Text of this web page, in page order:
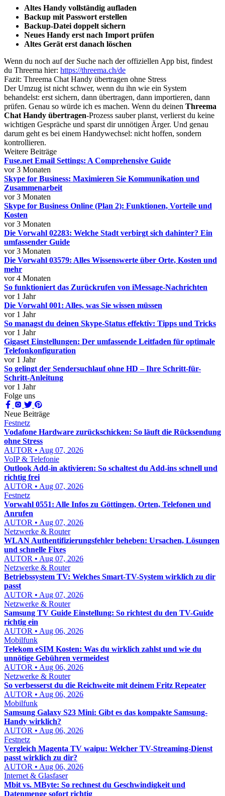
Altes Handy vollständig aufladen
Backup mit Passwort erstellen
Backup-Datei doppelt sichern
Neues Handy erst nach Import prüfen
Altes Gerät erst danach löschen
Wenn du noch auf der Suche nach der offiziellen App bist, findest
du Threema hier: https://threema.ch/de
Fazit: Threema Chat Handy übertragen ohne Stress
Der Umzug ist nicht schwer, wenn du ihn wie ein System
behandelst: erst sichern, dann übertragen, dann importieren, dann
prüfen. Genau so würde ich es machen. Wenn du deinen Threema
Chat Handy übertragen-Prozess sauber planst, verlierst du keine
wichtigen Gespräche und sparst dir unnötigen Ärger. Und genau
darum geht es bei einem Handywechsel: nicht hoffen, sondern
kontrollieren.
Weitere Beiträge
Fuse.net Email Settings: A Comprehensive Guide
vor 3 Monaten
Skype for Business: Maximieren Sie Kommunikation und
Zusammenarbeit
vor 3 Monaten
Skype for Business Online (Plan 2): Funktionen, Vorteile und
Kosten
vor 3 Monaten
Die Vorwahl 02283: Welche Stadt verbirgt sich dahinter? Ein
umfassender Guide
vor 3 Monaten
Die Vorwahl 03579: Alles Wissenswerte über Orte, Kosten und
mehr
vor 4 Monaten
So funktioniert das Zurückrufen von iMessage-Nachrichten
vor 1 Jahr
Die Vorwahl 001: Alles, was Sie wissen müssen
vor 1 Jahr
So managst du deinen Skype-Status effektiv: Tipps und Tricks
vor 1 Jahr
Gigaset Einstellungen: Der umfassende Leitfaden für optimale
Telefonkonfiguration
vor 1 Jahr
So gelingt der Sendersuchlauf ohne HD – Ihre Schritt-für-
Schritt-Anleitung
vor 1 Jahr
Folge uns
Neue Beiträge
Festnetz
Vodafone Hardware zurückschicken: So läuft die Rücksendung
ohne Stress
AUTOR • Aug 07, 2026
VoIP & Telefonie
Outlook Add-in aktivieren: So schaltest du Add-ins schnell und
richtig frei
AUTOR • Aug 07, 2026
Festnetz
Vorwahl 0551: Alle Infos zu Göttingen, Orten, Telefonen und
Anrufen
AUTOR • Aug 07, 2026
Netzwerke & Router
WLAN Authentifizierungsfehler beheben: Ursachen, Lösungen
und schnelle Fixes
AUTOR • Aug 07, 2026
Netzwerke & Router
Betriebssystem TV: Welches Smart-TV-System wirklich zu dir
passt
AUTOR • Aug 07, 2026
Netzwerke & Router
Samsung TV Guide Einstellung: So richtest du den TV-Guide
richtig ein
AUTOR • Aug 06, 2026
Mobilfunk
Telekom eSIM Kosten: Was du wirklich zahlst und wie du
unnötige Gebühren vermeidest
AUTOR • Aug 06, 2026
Netzwerke & Router
So verbesserst du die Reichweite mit deinem Fritz Repeater
AUTOR • Aug 06, 2026
Mobilfunk
Samsung Galaxy S23 Mini: Gibt es das kompakte Samsung-
Handy wirklich?
AUTOR • Aug 06, 2026
Festnetz
Vergleich Magenta TV waipu: Welcher TV-Streaming-Dienst
passt wirklich zu dir?
AUTOR • Aug 06, 2026
Internet & Glasfaser
Mbit vs. MByte: So rechnest du Geschwindigkeit und
Datenmenge sofort richtig